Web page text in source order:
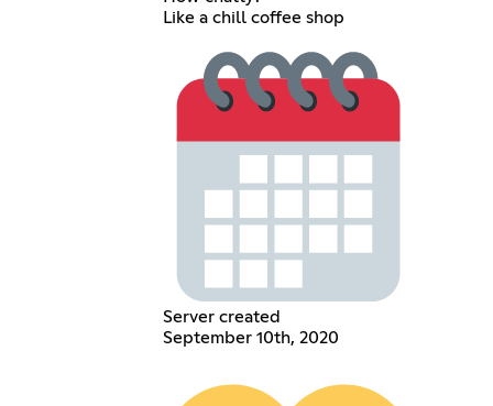
Like a chill coffee shop
Server created
September 10th, 2020